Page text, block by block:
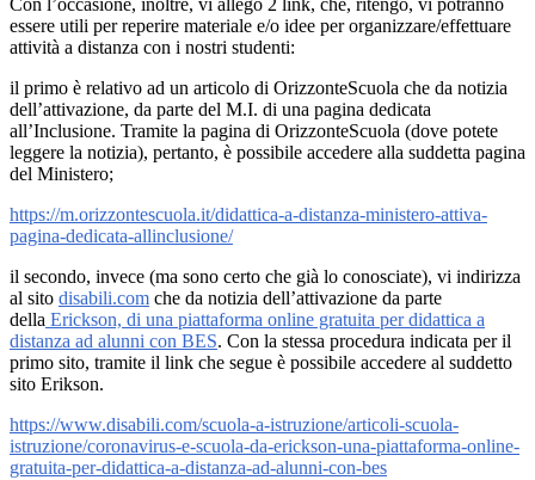
Con l’occasione, inoltre, vi allego 2 link, che, ritengo, vi potranno
essere utili per reperire materiale e/o idee per organizzare/effettuare
attività a distanza con i nostri studenti:
il primo è relativo ad un articolo di OrizzonteScuola che da notizia
dell’attivazione, da parte del M.I. di una pagina dedicata
all’Inclusione. Tramite la pagina di OrizzonteScuola (dove potete
leggere la notizia), pertanto, è possibile accedere alla suddetta pagina
del Ministero;
https://m.orizzontescuola.it/didattica-a-distanza-ministero-attiva-
pagina-dedicata-allinclusione/
il secondo, invece (ma sono certo che già lo conosciate), vi indirizza
al sito disabili.com che da notizia dell’attivazione da parte
della Erickson, di una piattaforma online gratuita per didattica a
distanza ad alunni con BES. Con la stessa procedura indicata per il
primo sito, tramite il link che segue è possibile accedere al suddetto
sito Erikson.
https://www.disabili.com/scuola-a-istruzione/articoli-scuola-
istruzione/coronavirus-e-scuola-da-erickson-una-piattaforma-online-
gratuita-per-didattica-a-distanza-ad-alunni-con-bes